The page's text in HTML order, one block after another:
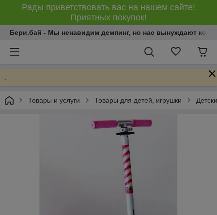
Рады приветствовать вас на нашем сайте!
Приятных покупок!
Бери.бай - Мы ненавидим демпинг, но нас вынуждают
Товары и услуги Товары для детей, игрушки